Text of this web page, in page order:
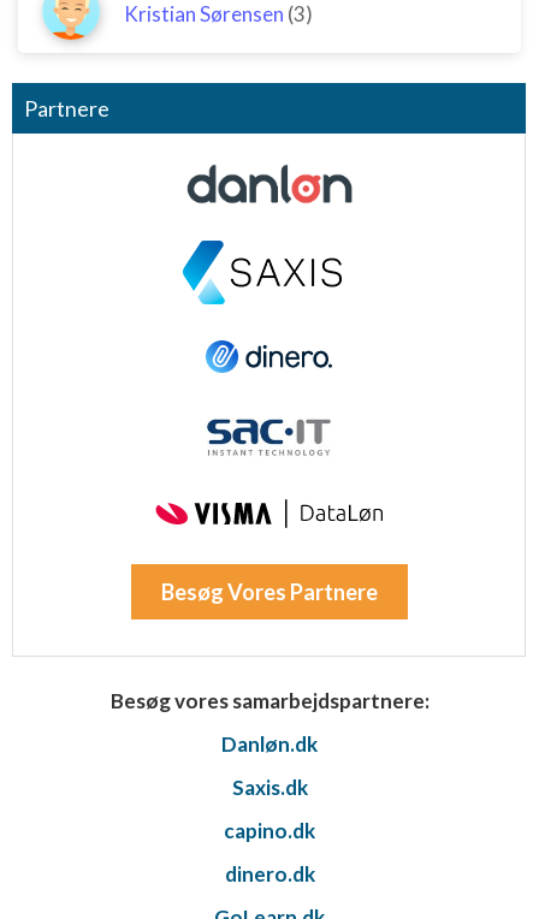
Kristian Sørensen (3)
Partnere
Besøg Vores Partnere
Besøg vores samarbejdspartnere:
Danløn.dk
Saxis.dk
capino.dk
dinero.dk